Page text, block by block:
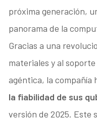
próxima generación,
panorama de la
Gracias a una
materiales y al
agéntica, la compañía
la fiabilidad de sus
versión de 2025. Este